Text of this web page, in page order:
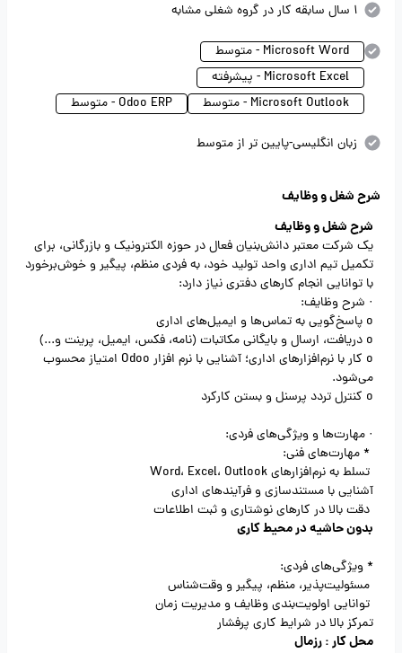
1 سال سابقه کار در گروه شغلی مشابه
Microsoft Word - متوسط
Microsoft Excel - پیشرفته
Microsoft Outlook - متوسط
Odoo ERP - متوسط
زبان انگلیسی-پایین تر از متوسط
شرح شغل و وظایف
شرح شغل و وظایف
یک شرکت معتبر دانش‌بنیان فعال در حوزه الکترونیک و بازرگانی، برای
تکمیل تیم اداری واحد تولید خود، به فردی منظم، پیگیر و خوش‌برخورد
با توانایی انجام کارهای دفتری نیاز دارد:
· شرح وظایف:
o پاسخ‌گویی به تماس‌ها و ایمیل‌های اداری
o دریافت، ارسال و بایگانی مکاتبات (نامه، فکس، ایمیل، پرینت و...)
o کار با نرم‌افزارهای اداری؛ آشنایی با نرم افزار Odoo امتیاز محسوب
می‌شود.
o کنترل تردد پرسنل و بستن کارکرد
· مهارت‌ها و ویژگی‌های فردی:
* مهارت‌های فنی:
تسلط به نرم‌افزارهای Word، Excel، Outlook
آشنایی با مستندسازی و فرآیندهای اداری
دقت بالا در کارهای نوشتاری و ثبت اطلاعات
بدون حاشیه در محیط کاری
* ویژگی‌های فردی:
مسئولیت‌پذیر، منظم، پیگیر و وقت‌شناس
توانایی اولویت‌بندی وظایف و مدیریت زمان
تمرکز بالا در شرایط کاری پرفشار
محل کار : رزمال